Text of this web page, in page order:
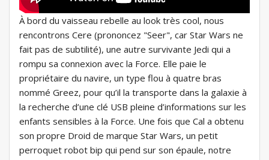
À bord du vaisseau rebelle au look très cool, nous
rencontrons Cere (prononcez "Seer", car Star Wars ne
fait pas de subtilité), une autre survivante Jedi qui a
rompu sa connexion avec la Force. Elle paie le
propriétaire du navire, un type flou à quatre bras
nommé Greez, pour qu’il la transporte dans la galaxie à
la recherche d’une clé USB pleine d’informations sur les
enfants sensibles à la Force. Une fois que Cal a obtenu
son propre Droid de marque Star Wars, un petit
perroquet robot bip qui pend sur son épaule, notre